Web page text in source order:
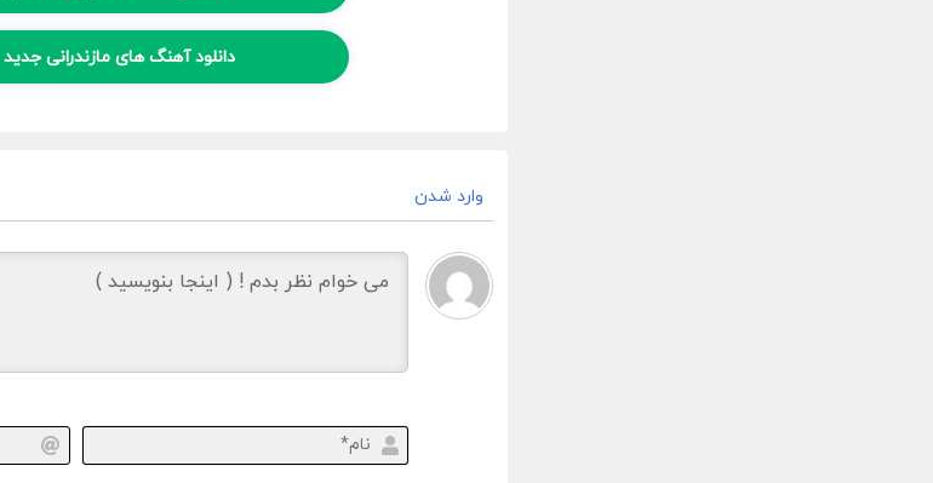
دانلود آهنگ های مازندرانی جدید
وارد شدن
نام*